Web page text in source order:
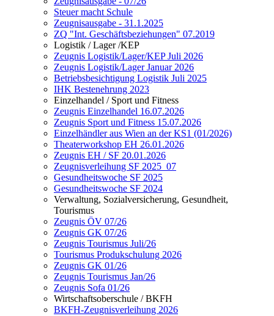
Steuer macht Schule
Zeugnisausgabe - 31.1.2025
ZQ "Int. Geschäftsbeziehungen" 07.2019
Logistik / Lager /KEP
Zeugnis Logistik/Lager/KEP Juli 2026
Zeugnis Logistik/Lager Januar 2026
Betriebsbesichtigung Logistik Juli 2025
IHK Bestenehrung 2023
Einzelhandel / Sport und Fitness
Zeugnis Einzelhandel 16.07.2026
Zeugnis Sport und Fitness 15.07.2026
Einzelhändler aus Wien an der KS1 (01/2026)
Theaterworkshop EH 26.01.2026
Zeugnis EH / SF 20.01.2026
Zeugnisverleihung SF 2025_07
Gesundheitswoche SF 2025
Gesundheitswoche SF 2024
Verwaltung, Sozialversicherung, Gesundheit,
Tourismus
Zeugnis ÖV 07/26
Zeugnis GK 07/26
Zeugnis Tourismus Juli/26
Tourismus Produkschulung 2026
Zeugnis GK 01/26
Zeugnis Tourismus Jan/26
Zeugnis Sofa 01/26
Wirtschaftsoberschule / BKFH
BKFH-Zeugnisverleihung 2026